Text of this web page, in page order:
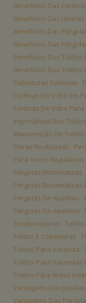
Benefícios Das
Benefícios Das
Benefícios Das
Benefícios Das
Benefícios Dos Toldos
Benefícios Dos Toldos
Coberturas Externas
Cortinas De Vidro Em
Cortinas De Vidro Para
Importância Dos Toldos
Manutenção De Toldos
Obras Realizadas
Pára-Vento Reguláveis
Pérgolas Bioclimáticas
Pérgolas Bioclimáticas
Pérgolas De Alumínio
Pérgolas Em Alumínio
Sombreadores Toldos
Toldos E Coberturas
Toldos Para Varanda
Toldos Para Varandas
Toldos Para Áreas
Vantagens Das
Vantagens Das